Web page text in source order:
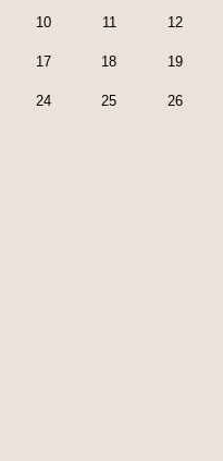
10 11 12
17 18 19
24 25 26